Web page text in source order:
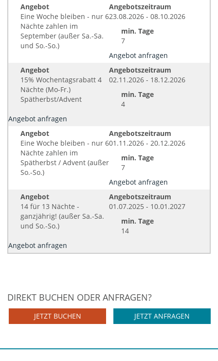
Angebot
Eine Woche bleiben - nur 6
Nächte zahlen im
September (außer Sa.-Sa.
und So.-So.)
Angebotszeitraum
23.08.2026 - 08.10.2026
min. Tage
7
Angebot anfragen
Angebot
15% Wochentagsrabatt 4
Nächte (Mo-Fr.)
Spätherbst/Advent
Angebotszeitraum
02.11.2026 - 18.12.2026
min. Tage
4
Angebot anfragen
Angebot
Eine Woche bleiben - nur 6
Nächte zahlen im
Spätherbst / Advent (außer
So.-So.)
Angebotszeitraum
01.11.2026 - 20.12.2026
min. Tage
7
Angebot anfragen
Angebot
14 für 13 Nächte -
ganzjährig! (außer Sa.-Sa.
und So.-So.)
Angebotszeitraum
01.07.2025 - 10.01.2027
min. Tage
14
Angebot anfragen
DIREKT BUCHEN ODER ANFRAGEN?
JETZT ANFRAGEN
JETZT BUCHEN